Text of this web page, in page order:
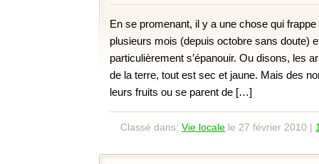
En se promenant, il y a une chose qui frappe
plusieurs mois (depuis octobre sans doute)
particulièrement s’épanouir. Ou disons, les
de la terre, tout est sec et jaune. Mais des
leurs fruits ou se parent de […]
Classé dans: Vie locale le 27 février 2010 |